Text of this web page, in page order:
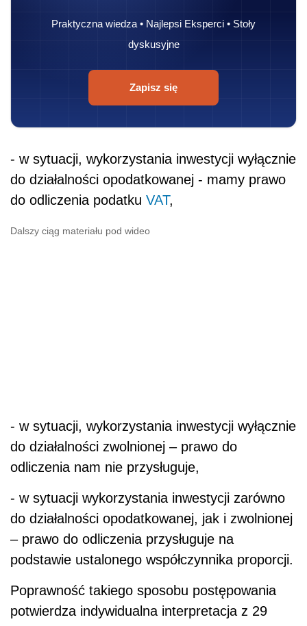
Praktyczna wiedza • Najlepsi Eksperci • Stoły
dyskusyjne
Zapisz się
- w sytuacji, wykorzystania inwestycji wyłącznie
do działalności opodatkowanej - mamy prawo
do odliczenia podatku VAT,
Dalszy ciąg materiału pod wideo
- w sytuacji, wykorzystania inwestycji wyłącznie
do działalności zwolnionej – prawo do
odliczenia nam nie przysługuje,
- w sytuacji wykorzystania inwestycji zarówno
do działalności opodatkowanej, jak i zwolnionej
– prawo do odliczenia przysługuje na
podstawie ustalonego współczynnika proporcji.
Poprawność takiego sposobu postępowania
potwierdza indywidualna interpretacja z 29